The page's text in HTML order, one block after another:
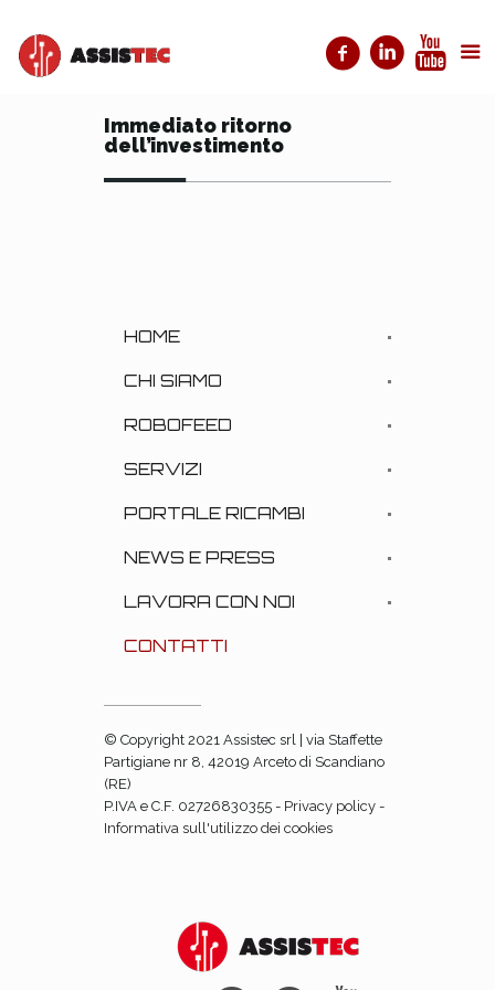
Immediato ritorno
dell’investimento
HOME
CHI SIAMO
ROBOFEED
SERVIZI
PORTALE RICAMBI
NEWS E PRESS
LAVORA CON NOI
CONTATTI
© Copyright 2021 Assistec srl | via Staffette
Partigiane nr 8, 42019 Arceto di Scandiano
(RE)
P.IVA e C.F. 02726830355 - Privacy policy -
Informativa sull'utilizzo dei cookies